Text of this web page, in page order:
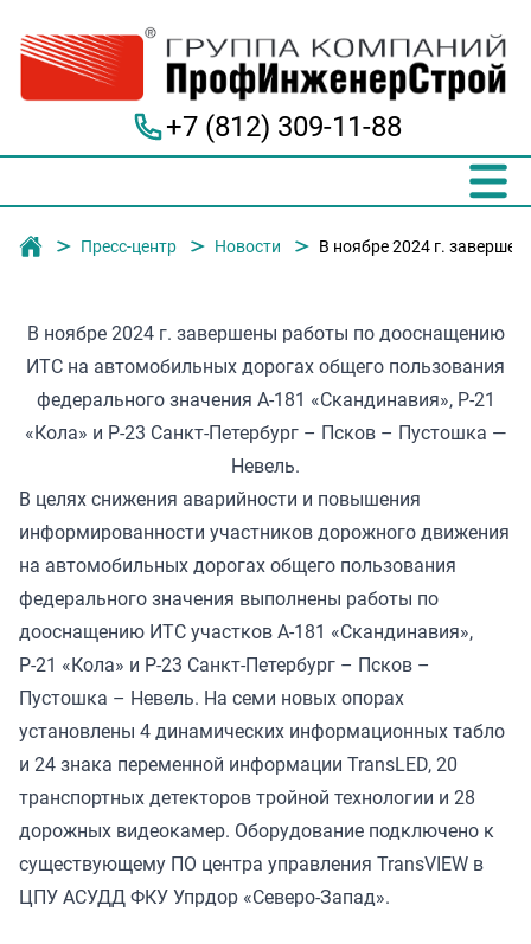
+7 (812) 309-11-88
Группа компаний "ПрофИнженерСтрой"
Пресс-центр Новости В ноябре 2024 г.
В ноябре 2024 г. завершены работы по дооснащению
ИТС на автомобильных дорогах общего пользования
федерального значения А-181 «Скандинавия», Р-21
«Кола» и Р-23 Санкт-Петербург – Псков – Пустошка —
Невель.
В целях снижения аварийности и повышения
информированности участников дорожного движения
на автомобильных дорогах общего пользования
федерального значения выполнены работы по
дооснащению ИТС участков А-181 «Скандинавия»,
Р-21 «Кола» и Р-23 Санкт-Петербург – Псков –
Пустошка – Невель. На семи новых опорах
установлены 4 динамических информационных табло
и 24 знака переменной информации TransLED, 20
транспортных детекторов тройной технологии и 28
дорожных видеокамер. Оборудование подключено к
существующему ПО центра управления TransVIEW в
ЦПУ АСУДД ФКУ Упрдор «Северо-Запад».